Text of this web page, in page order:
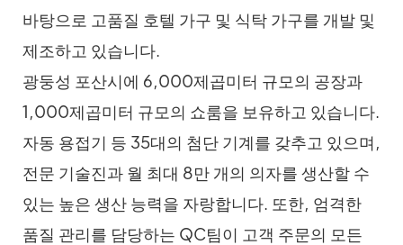
바탕으로 고품질 호텔 가구 및 식탁 가구를 개발 및
제조하고 있습니다.
광둥성 포산시에 6,000제곱미터 규모의 공장과
1,000제곱미터 규모의 쇼룸을 보유하고 있습니다.
자동 용접기 등 35대의 첨단 기계를 갖추고 있으며,
전문 기술진과 월 최대 8만 개의 의자를 생산할 수
있는 높은 생산 능력을 자랑합니다. 또한, 엄격한
품질 관리를 담당하는 QC팀이 고객 주문의 모든